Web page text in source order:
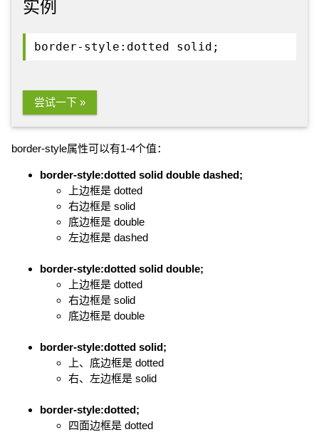
实例
border-style:dotted solid;
尝试一下 »
border-style属性可以有1-4个值：
border-style:dotted solid double dashed;
上边框是 dotted
右边框是 solid
底边框是 double
左边框是 dashed
border-style:dotted solid double;
上边框是 dotted
右边框是 solid
底边框是 double
border-style:dotted solid;
上、底边框是 dotted
右、左边框是 solid
border-style:dotted;
四面边框是 dotted